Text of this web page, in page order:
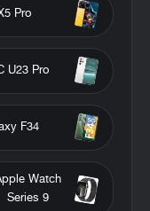
Pro
U23 Pro
F34
Watch
Series 9